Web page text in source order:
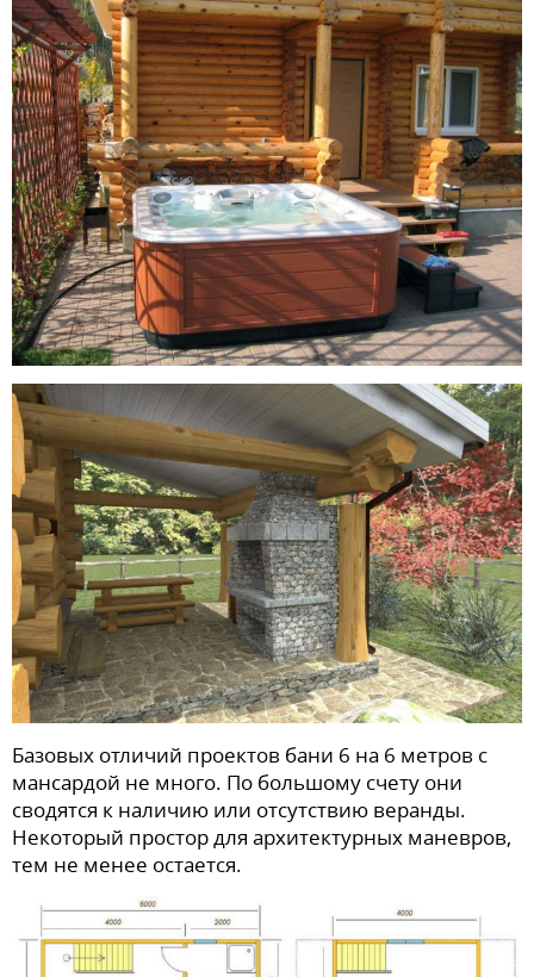
Базовых отличий проектов бани 6 на 6 метров с
мансардой не много. По большому счету они
сводятся к наличию или отсутствию веранды.
Некоторый простор для архитектурных маневров,
тем не менее остается.